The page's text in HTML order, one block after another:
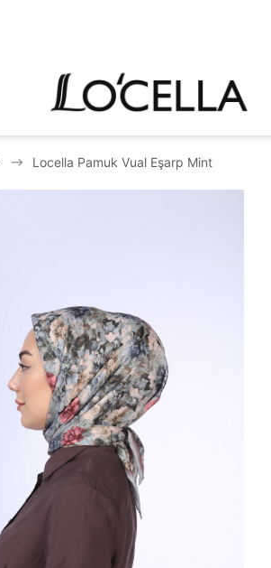
Locella Pamuk Vual Eşarp Mint